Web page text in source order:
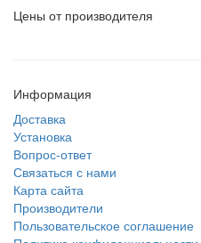
Цены от производителя
Информация
Доставка
Установка
Вопрос-ответ
Связаться с нами
Карта сайта
Производители
Пользовательское соглашение